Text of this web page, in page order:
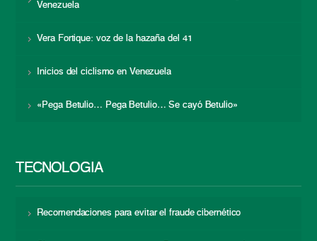
Venezuela
Vera Fortique: voz de la hazaña del 41
Inicios del ciclismo en Venezuela
«Pega Betulio… Pega Betulio… Se cayó Betulio»
TECNOLOGÍA
Recomendaciones para evitar el fraude cibernético